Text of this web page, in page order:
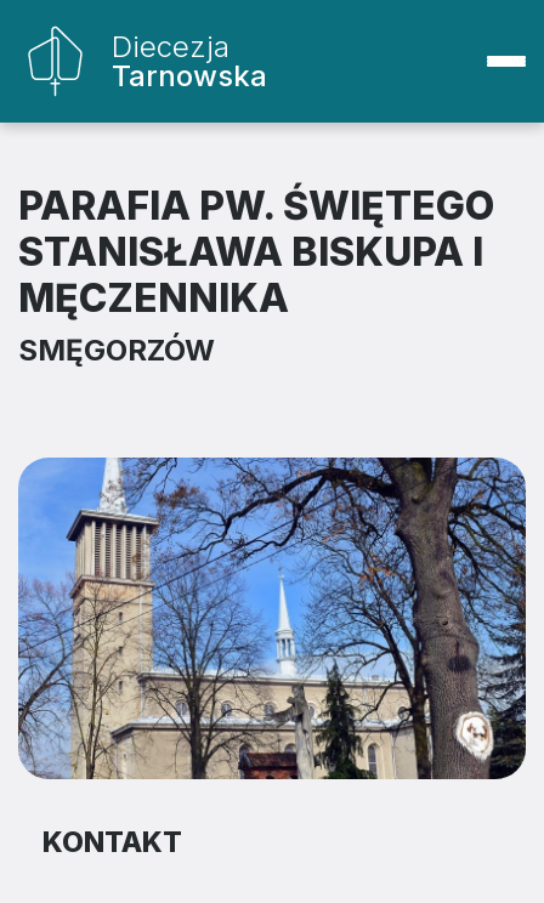
Diecezja
Tarnowska
PARAFIA PW. ŚWIĘTEGO
STANISŁAWA BISKUPA I
MĘCZENNIKA
SMĘGORZÓW
KONTAKT